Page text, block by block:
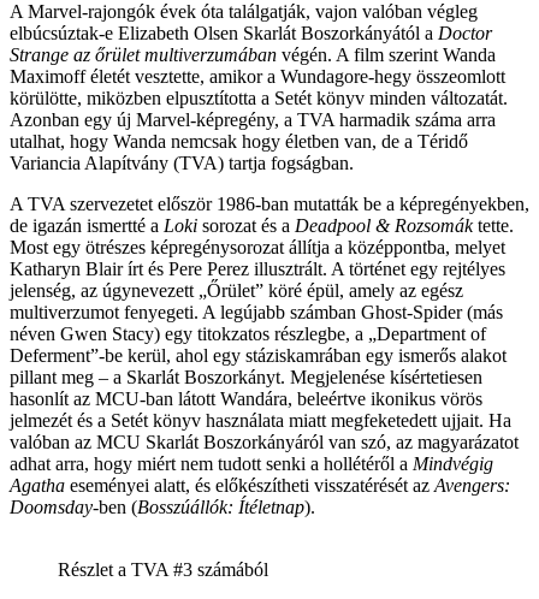
A Marvel-rajongók évek óta találgatják, vajon valóban végleg
elbúcsúztak-e Elizabeth Olsen Skarlát Boszorkányától a Doctor
Strange az őrület multiverzumában végén. A film szerint Wanda
Maximoff életét vesztette, amikor a Wundagore-hegy összeomlott
körülötte, miközben elpusztította a Setét könyv minden változatát.
Azonban egy új Marvel-képregény, a TVA harmadik száma arra
utalhat, hogy Wanda nemcsak hogy életben van, de a Téridő
Variancia Alapítvány (TVA) tartja fogságban.
A TVA szervezetet először 1986-ban mutatták be a képregényekben,
de igazán ismertté a Loki sorozat és a Deadpool & Rozsomáktette.
Most egy ötrészes képregénysorozat állítja a középpontba, melyet
Katharyn Blair írt és Pere Perez illusztrált. A történet egy rejtélyes
jelenség, az úgynevezett „Őrület” köré épül, amely az egész
multiverzumot fenyegeti. A legújabb számban Ghost-Spider (más
néven Gwen Stacy) egy titokzatos részlegbe, a „Department of
Deferment”-be kerül, ahol egy stáziskamrában egy ismerős alakot
pillant meg – a Skarlát Boszorkányt. Megjelenése kísértetiesen
hasonlít az MCU-ban látott Wandára, beleértve ikonikus vörös
jelmezét és a Setét könyv használata miatt megfeketedett ujjait. Ha
valóban az MCU Skarlát Boszorkányáról van szó, az magyarázatot
adhat arra, hogy miért nem tudott senki a hollétéről a Mindvégig
Agatha eseményei alatt, és előkészítheti visszatérését azAvengers:
Doomsday-ben (Bosszúállók: Ítéletnap).
Részlet a TVA #3 számából